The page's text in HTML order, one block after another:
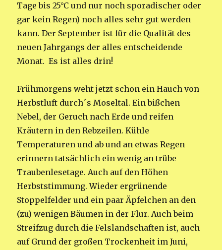
Tage bis 25°C und nur noch sporadischer oder
gar kein Regen) noch alles sehr gut werden
kann. Der September ist für die Qualität des
neuen Jahrgangs der alles entscheidende
Monat. Es ist alles drin!
Frühmorgens weht jetzt schon ein Hauch von
Herbstluft durch´s Moseltal. Ein bißchen
Nebel, der Geruch nach Erde und reifen
Kräutern in den Rebzeilen. Kühle
Temperaturen und ab und an etwas Regen
erinnern tatsächlich ein wenig an trübe
Traubenlesetage. Auch auf den Höhen
Herbststimmung. Wieder ergrünende
Stoppelfelder und ein paar Äpfelchen an den
(zu) wenigen Bäumen in der Flur. Auch beim
Streifzug durch die Felslandschaften ist, auch
auf Grund der großen Trockenheit im Juni,